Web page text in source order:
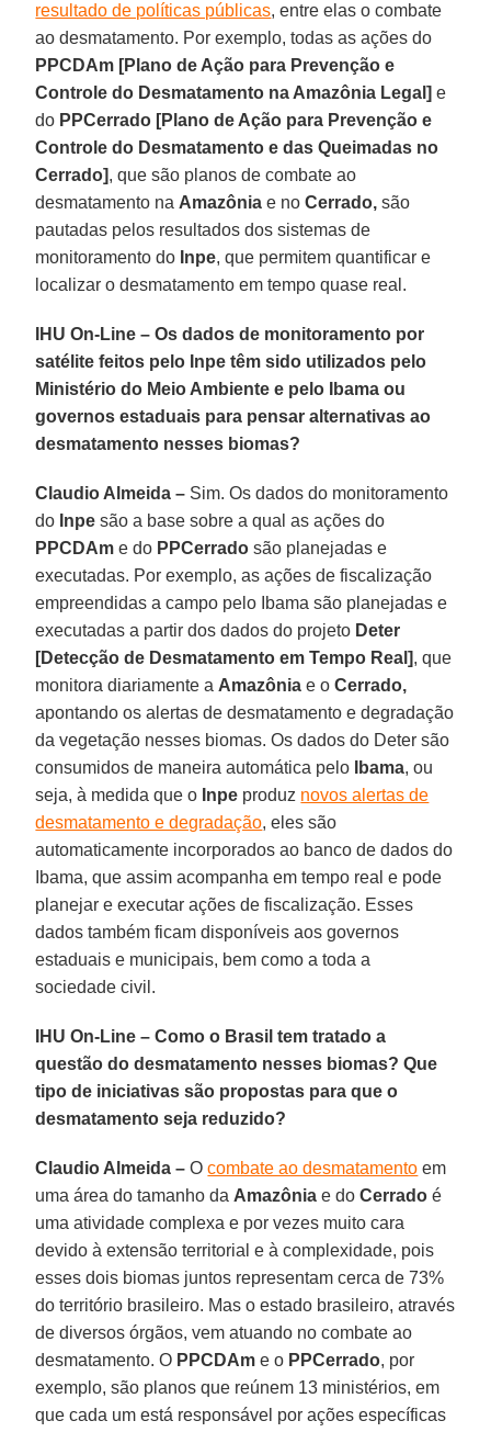
resultado de políticas públicas, entre elas o combate
ao desmatamento. Por exemplo, todas as ações do
PPCDAm [Plano de Ação para Prevenção e
Controle do Desmatamento na Amazônia Legal] e
do PPCerrado [Plano de Ação para Prevenção e
Controle do Desmatamento e das Queimadas no
Cerrado], que são planos de combate ao
desmatamento naAmazônia e noCerrado, são
pautadas pelos resultados dos sistemas de
monitoramento do Inpe, que permitem quantificar e
localizar o desmatamento em tempo quase real.
IHU On-Line – Os dados de monitoramento por
satélite feitos pelo Inpe têm sido utilizados pelo
Ministério do Meio Ambiente e pelo Ibama ou
governos estaduais para pensar alternativas ao
desmatamento nesses biomas?
Claudio Almeida – Sim. Os dados do monitoramento
do Inpe são a base sobre a qual as ações do
PPCDAm e do PPCerrado são planejadas e
executadas. Por exemplo, as ações de fiscalização
empreendidas a campo pelo Ibama são planejadas e
executadas a partir dos dados do projeto Deter
[Detecção de Desmatamento em Tempo Real], que
monitora diariamente aAmazônia e oCerrado,
apontando os alertas de desmatamento e degradação
da vegetação nesses biomas. Os dados do Deter são
consumidos de maneira automática pelo
Ibama, ou
seja, à medida que o Inpe produz novos alertas de
desmatamento e degradação, eles são
automaticamente incorporados ao banco de dados do
Ibama, que assim acompanha em tempo real e pode
planejar e executar ações de fiscalização. Esses
dados também ficam disponíveis aos governos
estaduais e municipais, bem como a toda a
sociedade civil.
IHU On-Line – Como o Brasil tem tratado a
questão do desmatamento nesses biomas? Que
tipo de iniciativas são propostas para que o
desmatamento seja reduzido?
Claudio Almeida – Ocombate ao desmatamento em
uma área do tamanho daAmazônia e doCerrado é
uma atividade complexa e por vezes muito cara
devido à extensão territorial e à complexidade, pois
esses dois biomas juntos representam cerca de 73%
do território brasileiro. Mas o estado brasileiro, através
de diversos órgãos, vem atuando no combate ao
desmatamento. O PPCDAm e o PPCerrado, por
exemplo, são planos que reúnem 13 ministérios, em
que cada um está responsável por ações específicas